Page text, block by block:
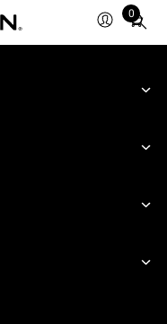
0
Total
items
cart: